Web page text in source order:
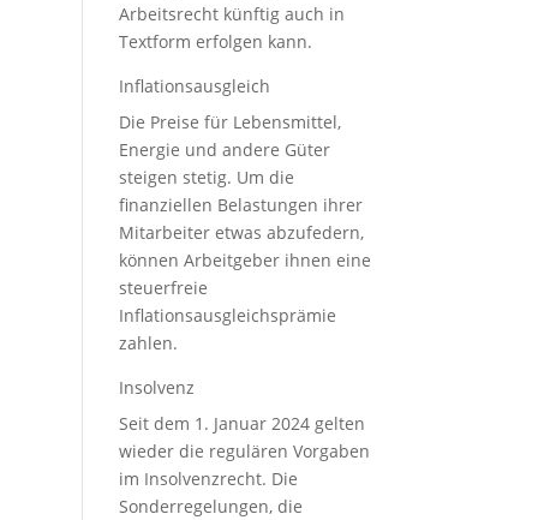
Arbeitsrecht künftig auch in
Textform erfolgen kann.
Inflationsausgleich
Die Preise für Lebensmittel,
Energie und andere Güter
steigen stetig. Um die
finanziellen Belastungen ihrer
Mitarbeiter etwas abzufedern,
können Arbeitgeber ihnen eine
steuerfreie
Inflationsausgleichsprämie
zahlen.
Insolvenz
Seit dem 1. Januar 2024 gelten
wieder die regulären Vorgaben
im Insolvenzrecht. Die
Sonderregelungen, die